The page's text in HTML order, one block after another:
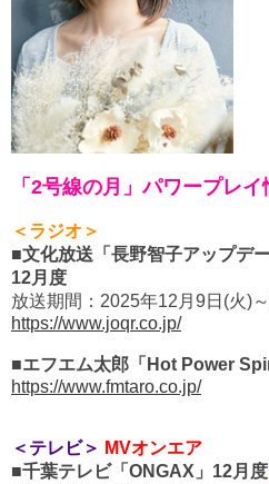
「2号線の月」パワープレイ
＜ラジオ＞
■文化放送「長野智子アップデ
12月度
放送期間：2025年12月9日(火)
https://www.joqr.co.jp/
■エフエム太郎「Hot Power
https://www.fmtaro.co.jp/
＜テレビ＞ MVオンエア
■千葉テレビ「ONGAX」12月度